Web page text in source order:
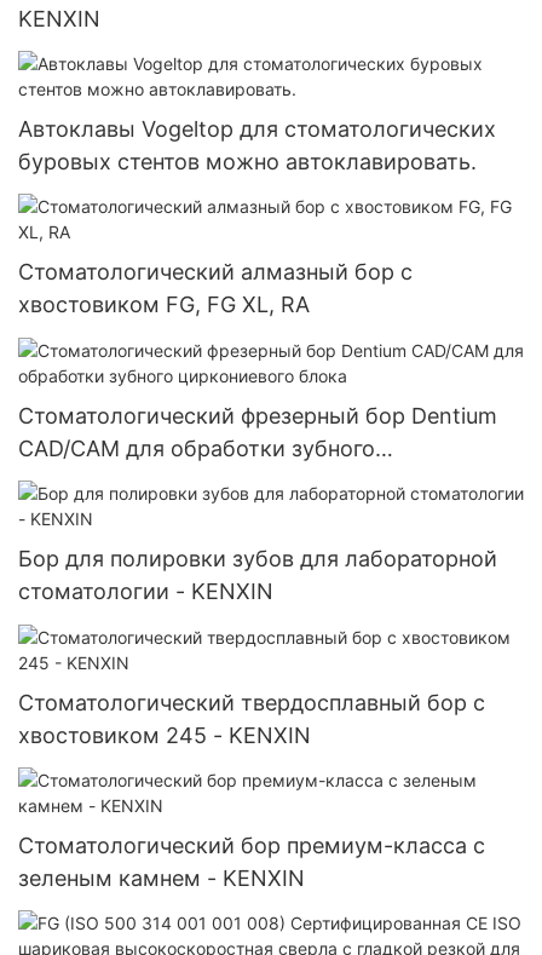
KENXIN
Автоклавы Vogeltop для стоматологических
буровых стентов можно автоклавировать.
Стоматологический алмазный бор с
хвостовиком FG, FG XL, RA
Стоматологический фрезерный бор Dentium
CAD/CAM для обработки зубного
циркониевого блока
Бор для полировки зубов для лабораторной
стоматологии - KENXIN
Стоматологический твердосплавный бор с
хвостовиком 245 - KENXIN
Стоматологический бор премиум-класса с
зеленым камнем - KENXIN